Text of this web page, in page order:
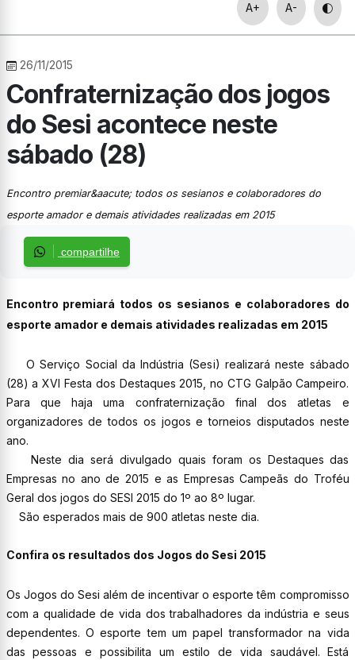
A+ A-
26/11/2015
Confraternização dos jogos
do Sesi acontece neste
sábado (28)
Encontro premiar&aacute; todos os sesianos e colaboradores do
esporte amador e demais atividades realizadas em 2015
compartilhe
Encontro premiará todos os sesianos e colaboradores do
esporte amador e demais atividades realizadas em 2015
O Serviço Social da Indústria (Sesi) realizará neste sábado
(28) a XVI Festa dos Destaques 2015, no CTG Galpão Campeiro.
Para que haja uma confraternização final dos atletas e
organizadores de todos os jogos e torneios disputados neste
ano.
Neste dia será divulgado quais foram os Destaques das
Empresas no ano de 2015 e as Empresas Campeãs do Troféu
Geral dos jogos do SESI 2015 do 1º ao 8º lugar.
São esperados mais de 900 atletas neste dia.
Confira os resultados dos Jogos do Sesi 2015
Os Jogos do Sesi além de incentivar o esporte têm compromisso
com a qualidade de vida dos trabalhadores da indústria e seus
dependentes. O esporte tem um papel transformador na vida
das pessoas e possibilita um estilo de vida saudável. Está